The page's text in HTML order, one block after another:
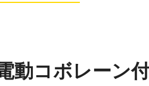
動コボレーン